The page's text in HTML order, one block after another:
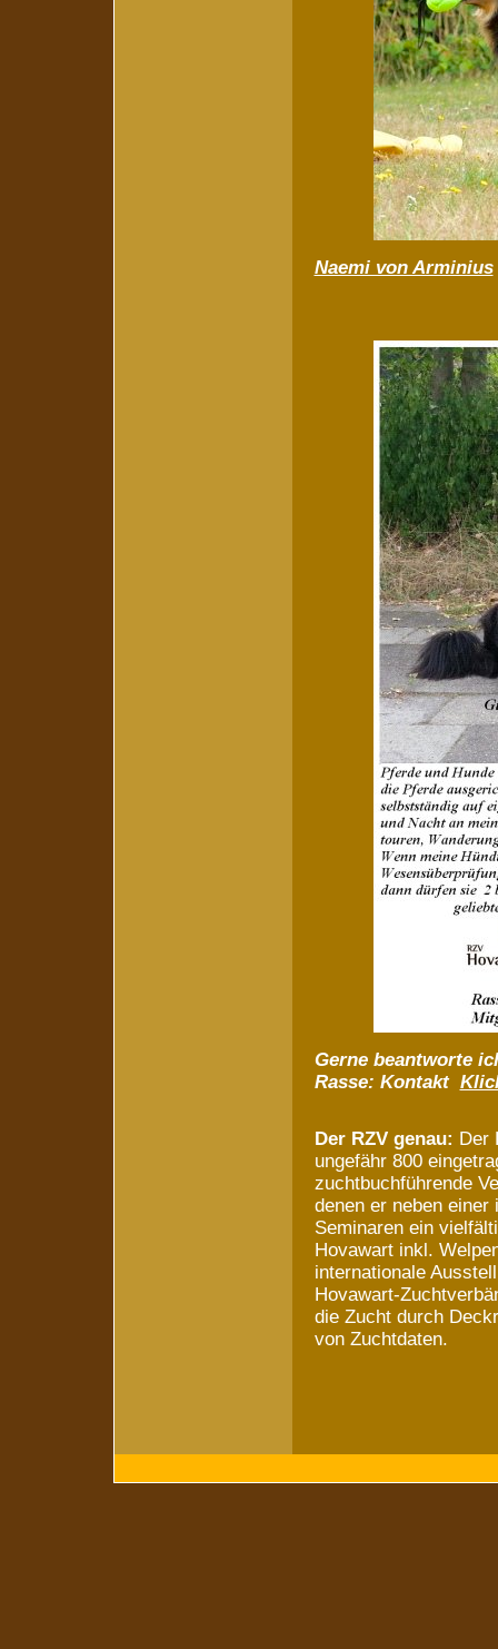
Naemi von Arminius
Gerne beantworte
Rasse: Kontakt
Der RZV genau: Der
ungefähr 800
zuchtbuchführende
denen er neben
Seminaren ein
Hovawart inkl.
internationale
Hovawart-
die Zucht durch
von Zuchtdaten.